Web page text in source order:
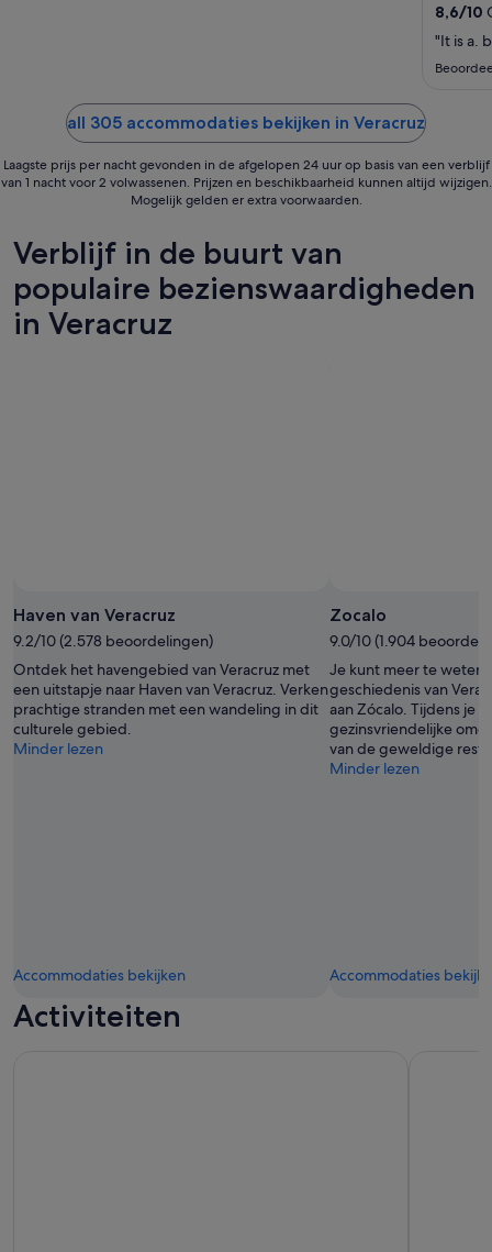
sep
8,6/10
"It is a.
all 305 accommodaties bekijken in Veracruz
Laagste prijs per nacht gevonden in de afgelopen 24 uur op basis van een verblijf
van 1 nacht voor 2 volwassenen. Prijzen en beschikbaarheid kunnen altijd wijzigen.
Mogelijk gelden er extra voorwaarden.
Verblijf in de buurt van
populaire bezienswaardigheden
in Veracruz
Haven van Veracruz
9.2/10 (2.578 beoordelingen)
Ontdek het havengebied van Veracruz met
een uitstapje naar Haven van Veracruz. Verken
prachtige stranden met een wandeling in dit
culturele gebied.
Minder lezen
Accommodaties bekijken
Zocalo
9.0/10 (1.904
Je kunt meer te weten
geschiedenis van
aan Zócalo. Tijdens je
gezinsvriendelijke
van de geweldige
Minder lezen
Accommodaties
Activiteiten